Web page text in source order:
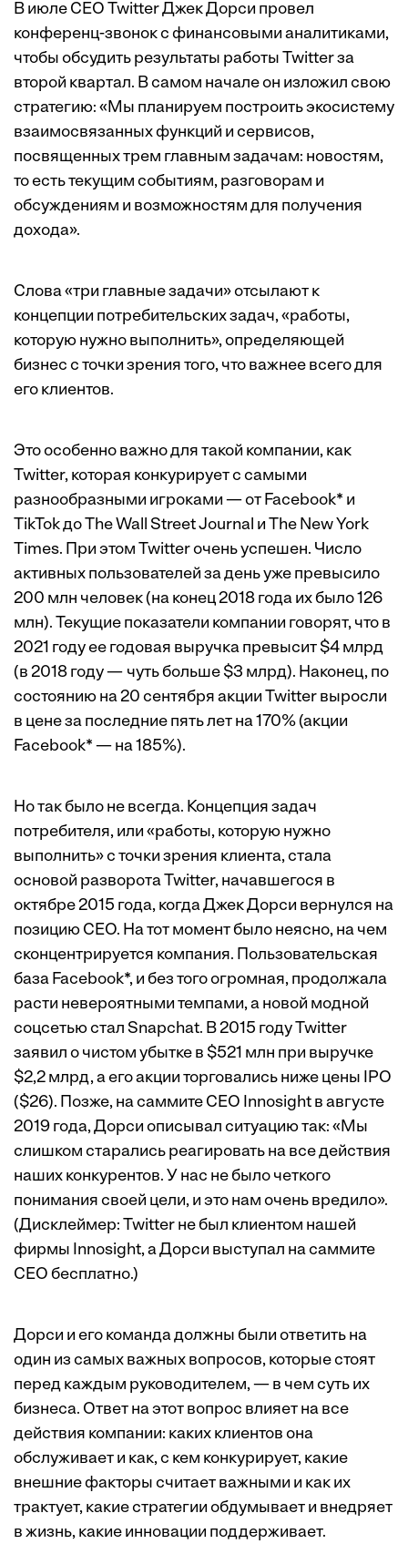
В июле CEO Twitter Джек Дорси провел
конференц-звонок с финансовыми аналитиками,
чтобы обсудить результаты работы Twitter за
второй квартал. В самом начале он изложил свою
стратегию: «Мы планируем построить экосистему
взаимосвязанных функций и сервисов,
посвященных трем главным задачам: новостям,
то есть текущим событиям, разговорам и
обсуждениям и возможностям для получения
дохода».
Слова «три главные задачи» отсылают к
концепции потребительских задач, «работы,
которую нужно выполнить», определяющей
бизнес с точки зрения того, что важнее всего для
его клиентов.
Это особенно важно для такой компании, как
Twitter, которая конкурирует с самыми
разнообразными игроками — от Facebook* и
TikTok до The Wall Street Journal и The New York
Times. При этом Twitter очень успешен. Число
активных пользователей за день уже превысило
200 млн человек (на конец 2018 года их было 126
млн). Текущие показатели компании говорят, что в
2021 году ее годовая выручка превысит $4 млрд
(в 2018 году — чуть больше $3 млрд). Наконец, по
состоянию на 20 сентября акции Twitter выросли
в цене за последние пять лет на 170% (акции
Facebook* — на 185%).
Но так было не всегда. Концепция задач
потребителя, или «работы, которую нужно
выполнить» с точки зрения клиента, стала
основой разворота Twitter, начавшегося в
октябре 2015 года, когда Джек Дорси вернулся на
позицию CEO. На тот момент было неясно, на чем
сконцентрируется компания. Пользовательская
база Facebook*, и без того огромная, продолжала
расти невероятными темпами, а новой модной
соцсетью стал Snapchat. В 2015 году Twitter
заявил о чистом убытке в $521 млн при выручке
$2,2 млрд, а его акции торговались ниже цены IPO
($26). Позже, на саммите CEO Innosight в августе
2019 года, Дорси описывал ситуацию так: «Мы
слишком старались реагировать на все действия
наших конкурентов. У нас не было четкого
понимания своей цели, и это нам очень вредило».
(Дисклеймер: Twitter не был клиентом нашей
фирмы Innosight, а Дорси выступал на саммите
CEO бесплатно.)
Дорси и его команда должны были ответить на
один из самых важных вопросов, которые стоят
перед каждым руководителем, — в чем суть их
бизнеса. Ответ на этот вопрос влияет на все
действия компании: каких клиентов она
обслуживает и как, с кем конкурирует, какие
внешние факторы считает важными и как их
трактует, какие стратегии обдумывает и внедряет
в жизнь, какие инновации поддерживает.